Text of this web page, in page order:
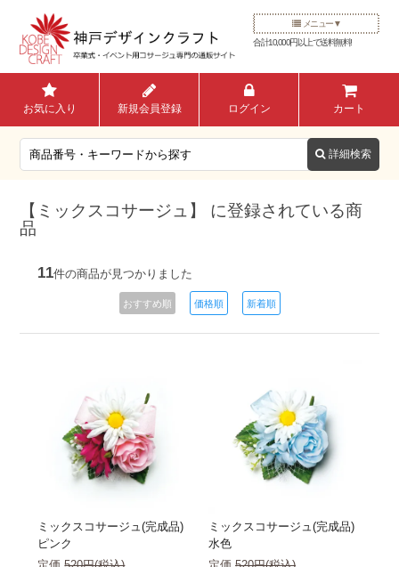
メニュー
合計10,000円以上で送料無料!
お気に入り 新規会員登録 ログイン カート
【ミックスコサージュ】 に登録されている商
品
11件の商品が見つかりました
おすすめ順 価格順 新着順
ミックスコサージュ(完成品)
ピンク
ミックスコサージュ(完成品)
水色